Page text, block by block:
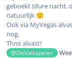
geboekt (dure nacht,
natuurlijk 🙂
Ook via MyVegas
nog.
Thnx alvast!
@DeValsspeler